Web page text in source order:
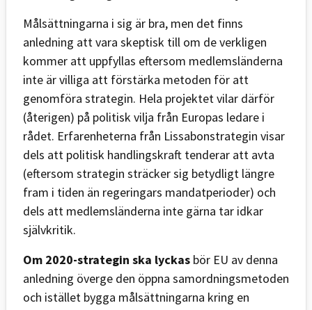
Målsättningarna i sig är bra, men det finns
anledning att vara skeptisk till om de verkligen
kommer att uppfyllas eftersom medlemsländerna
inte är villiga att förstärka metoden för att
genomföra strategin. Hela projektet vilar därför
(återigen) på politisk vilja från Europas ledare i
rådet. Erfarenheterna från Lissabonstrategin visar
dels att politisk handlingskraft tenderar att avta
(eftersom strategin sträcker sig betydligt längre
fram i tiden än regeringars mandatperioder) och
dels att medlemsländerna inte gärna tar idkar
självkritik.
Om 2020-strategin ska lyckas bör EU av denna
anledning överge den öppna samordningsmetoden
och istället bygga målsättningarna kring en